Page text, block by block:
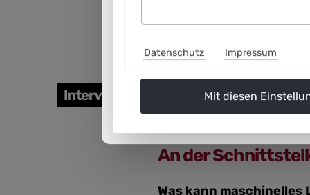
Interview
An der
Was kann
Datenschutz Impressum
Mit diesen